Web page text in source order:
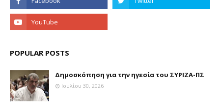
POPULAR POSTS
Δημοσκόπηση για την ηγεσία του ΣΥΡΙΖΑ-ΠΣ
Ιουλίου 30, 2026